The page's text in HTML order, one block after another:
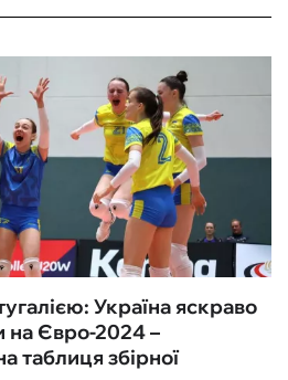
Україна яскраво
на Євро-2024 –
таблиця збірної